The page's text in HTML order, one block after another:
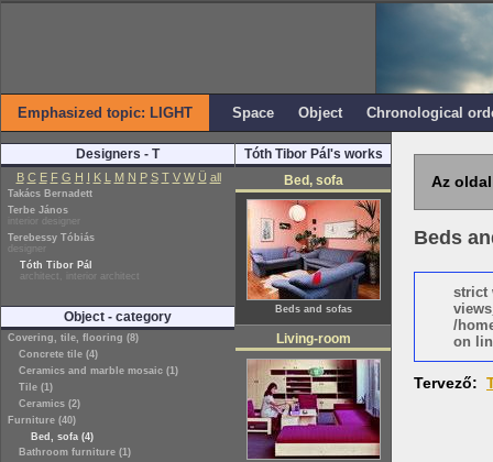
Emphasized topic: LIGHT Space Object Chronological
Designers - T
B C E F G H I K L M N P S T V W Ü all
Takács Bernadett
Terbe János
interior designer
Terebessy Tóbiás
designer
Tóth Tibor Pál
architect, interior architect
Object - category
Covering, tile, flooring (8)
Concrete tile (4)
Ceramics and marble mosaic (1)
Tile (1)
Ceramics (2)
Furniture (40)
Bed, sofa (4)
Bathroom furniture (1)
Tóth Tibor Pál's works
Bed, sofa
Beds and sofas
Living-room
Az
Beds
strict
/
on
Tervező: